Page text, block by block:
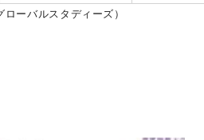
ーバルスタディーズ）